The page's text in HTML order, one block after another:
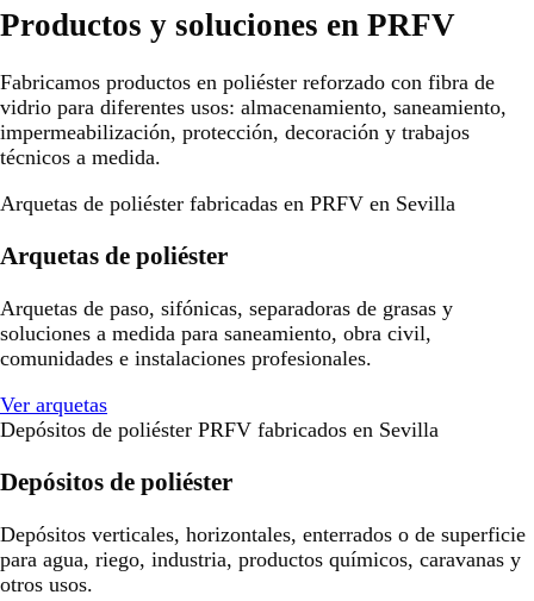
Productos y soluciones en PRFV
Fabricamos productos en poliéster reforzado con fibra de
vidrio para diferentes usos: almacenamiento, saneamiento,
impermeabilización, protección, decoración y trabajos
técnicos a medida.
Arquetas de poliéster fabricadas en PRFV en Sevilla
Arquetas de poliéster
Arquetas de paso, sifónicas, separadoras de grasas y
soluciones a medida para saneamiento, obra civil,
comunidades e instalaciones profesionales.
Ver arquetas
Depósitos de poliéster PRFV fabricados en Sevilla
Depósitos de poliéster
Depósitos verticales, horizontales, enterrados o de superficie
para agua, riego, industria, productos químicos, caravanas y
otros usos.